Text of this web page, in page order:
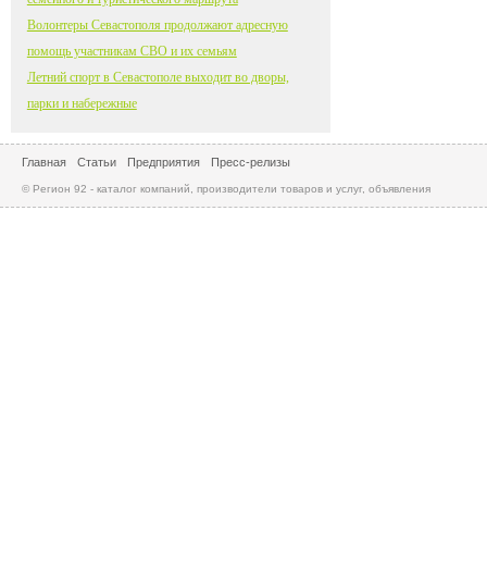
Волонтеры Севастополя продолжают адресную
помощь участникам СВО и их семьям
Летний спорт в Севастополе выходит во дворы,
парки и набережные
Главная Статьи Предприятия Пресс-релизы
© Регион 92 - каталог компаний, производители товаров и услуг, объявления